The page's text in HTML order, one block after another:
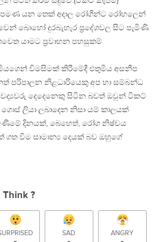
පමණ යන තෙක් අදාල රෝගීන්ට රෝහලෙන්
බොහෝ දුරබැහැර ප්‍රදේශවල සිට පැමිණි
යාමට ප්‍රවාහන පහසුකම්
විමසිමක් කිරීමේදී එතුමිය අසනීප
පරිපාලන නිළධාරියෙකු අප හා සම්බන්ධ
දෙදෙනෙකු සිටින බවත් ඔවුන් ටිකට්
ලියා ලබාදෙන නිසා යම් කාලයක්
දිනයක්, බෙහෙත්, රෝග නිෂ්චය
ගත විම සාමාන්‍ය දෙයක් බව ඔහුගේ
Think ?
SAD ANGRY